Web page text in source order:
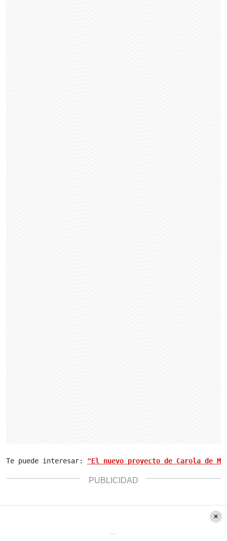
Te puede interesar: "El nuevo proyecto de Carola de